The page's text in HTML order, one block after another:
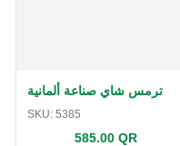
ترمس شاي صناعة ألمانية
SKU: 5385
585.00 QR